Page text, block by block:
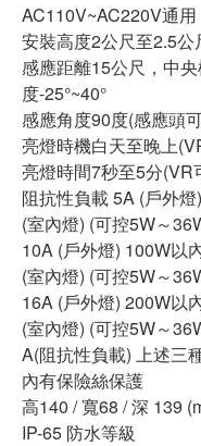
AC110V~AC220V通用
安裝高度2公尺至2.5公
感應距離15公尺，中
度-25°~40°
感應角度90度(感應頭
亮燈時機白天至晚上
亮燈時間7秒至5分(VR
阻抗性負載 5A (戶外
(室內燈) (可控5W～
10A (戶外燈) 100W以
(室內燈) (可控5W～
16A (戶外燈) 200W以
(室內燈) (可控5W～
A(阻抗性負載) 上述三
內有保險絲保護
高140 / 寬68 / 深 139
IP-65 防水等級